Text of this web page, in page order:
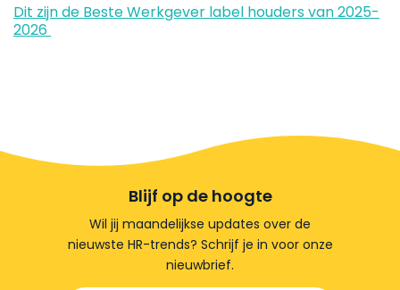
Dit zijn de Beste Werkgever label houders van 2025-
2026
Blijf op de hoogte
Wil jij maandelijkse updates over de
nieuwste HR-trends? Schrijf je in voor onze
nieuwbrief.